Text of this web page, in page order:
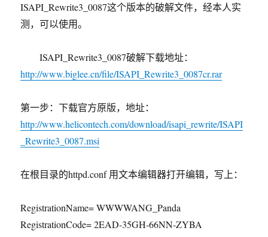
ISAPI_Rewrite3_0087这个版本的破解文件，经本人实
测，可以使用。
ISAPI_Rewrite3_0087破解下载地址：
http://www.biglee.cn/file/ISAPI_Rewrite3_0087cr.rar
第一步：下载官方原版，地址：
http://www.helicontech.com/download/isapi_rewrite/ISAPI
_Rewrite3_0087.msi
在根目录的httpd.conf 用文本编辑器打开编辑，写上：
RegistrationName= WWWWANG_Panda
RegistrationCode= 2EAD-35GH-66NN-ZYBA